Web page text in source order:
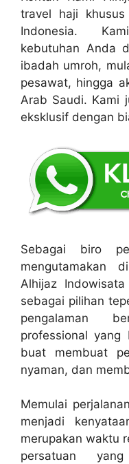
travel haji
Indonesia.
kebutuhan Anda
ibadah umroh,
pesawat, hingga
Arab Saudi. Kami
eksklusif dengan
Sebagai biro
mengutamakan
Alhijaz
sebagai pilihan
pengalaman
professional yang
buat membuat
nyaman, dan
Memulai
menjadi
merupakan waktu
persatuan